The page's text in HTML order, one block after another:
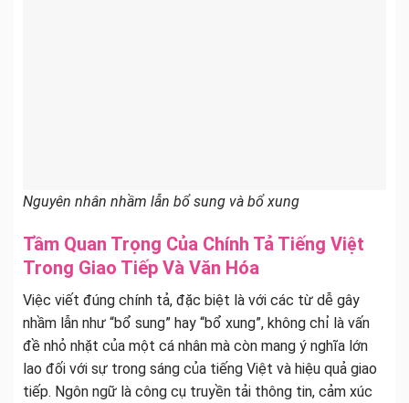
Nguyên nhân nhầm lẫn bổ sung và bổ xung
Tầm Quan Trọng Của Chính Tả Tiếng Việt
Trong Giao Tiếp Và Văn Hóa
Việc viết đúng chính tả, đặc biệt là với các từ dễ gây
nhầm lẫn như “bổ sung” hay “bổ xung”, không chỉ là vấn
đề nhỏ nhặt của một cá nhân mà còn mang ý nghĩa lớn
lao đối với sự trong sáng của tiếng Việt và hiệu quả giao
tiếp. Ngôn ngữ là công cụ truyền tải thông tin, cảm xúc